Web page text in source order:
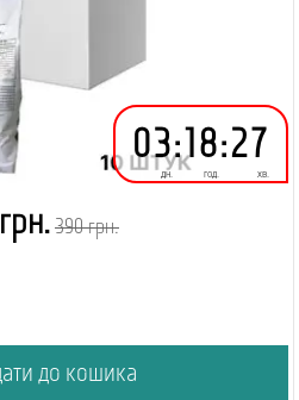
03
дн.
:18
год.
:27
хв.
390 грн.
до кошика